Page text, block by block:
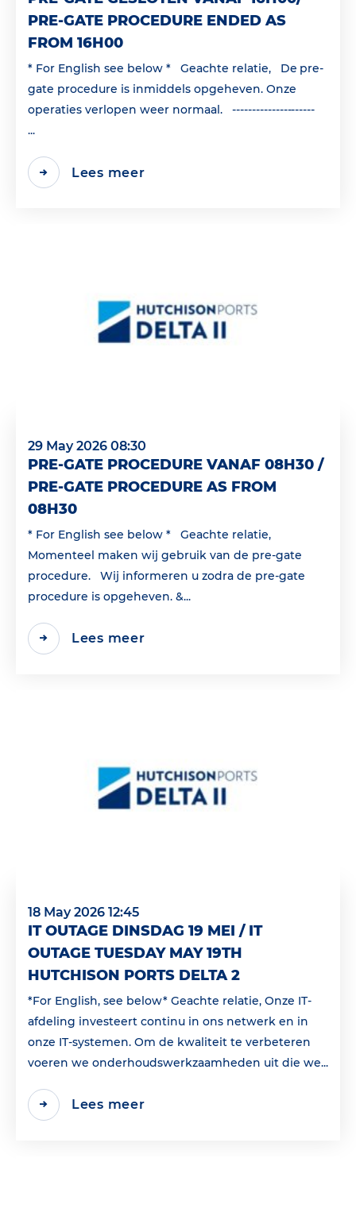
PRE-GATE PROCEDURE ENDED AS
FROM 16H00
* For English see below * Geachte relatie, De pre-
gate procedure is inmiddels opgeheven. Onze
operaties verlopen weer normaal. ---------------------
...
Lees meer
29 May 2026 08:30
PRE-GATE PROCEDURE VANAF 08H30 /
PRE-GATE PROCEDURE AS FROM
08H30
* For English see below * Geachte relatie,
Momenteel maken wij gebruik van de pre-gate
procedure. Wij informeren u zodra de pre-gate
procedure is opgeheven. &...
Lees meer
18 May 2026 12:45
IT OUTAGE DINSDAG 19 MEI / IT
OUTAGE TUESDAY MAY 19TH
HUTCHISON PORTS DELTA 2
*For English, see below* Geachte relatie, Onze IT-
afdeling investeert continu in ons netwerk en in
onze IT-systemen. Om de kwaliteit te verbeteren
voeren we onderhoudswerkzaamheden uit die we...
Lees meer